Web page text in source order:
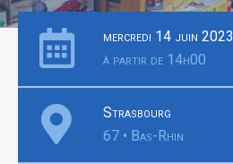
mercredi 14 juin 2023
à partir de 14h00
Strasbourg
67 • Bas-Rhin